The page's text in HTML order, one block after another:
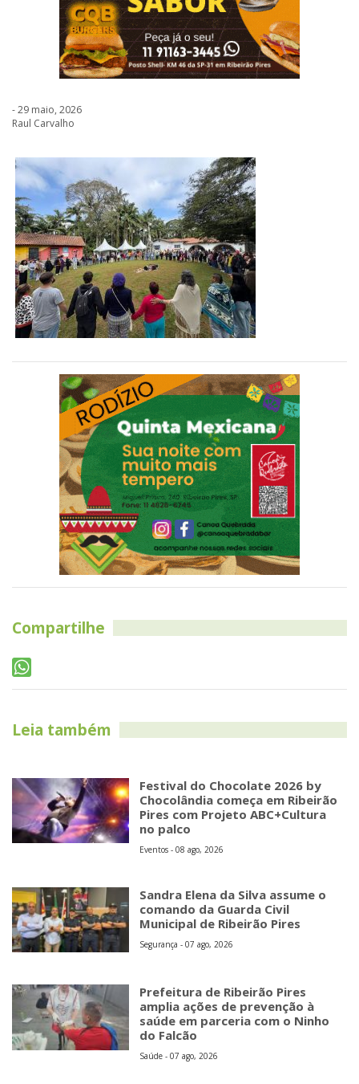
- 29 maio, 2026
Raul Carvalho
Compartilhe
Leia também
Festival do Chocolate 2026 by
Chocolândia começa em Ribeirão
Pires com Projeto ABC+Cultura
no palco
Eventos - 08 ago, 2026
Sandra Elena da Silva assume o
comando da Guarda Civil
Municipal de Ribeirão Pires
Segurança - 07 ago, 2026
Prefeitura de Ribeirão Pires
amplia ações de prevenção à
saúde em parceria com o Ninho
do Falcão
Saúde - 07 ago, 2026